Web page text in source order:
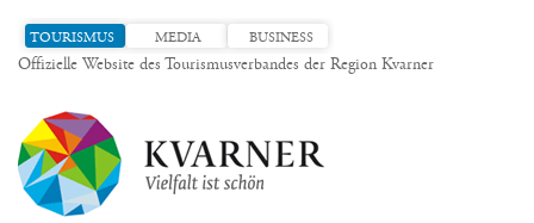
TOURISMUS MEDIA BUSINESS
Offizielle Website des Tourismusverbandes der Region Kvarner